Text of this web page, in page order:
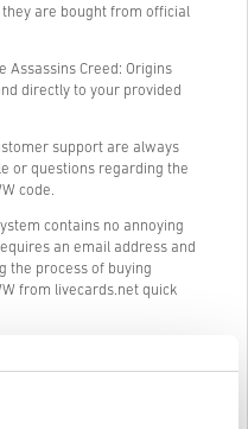
are bought from official
Assassins Creed: Origins
directly to your provided
support are always
or questions regarding the
code.
contains no annoying
an email address and
the process of buying
from livecards.net quick